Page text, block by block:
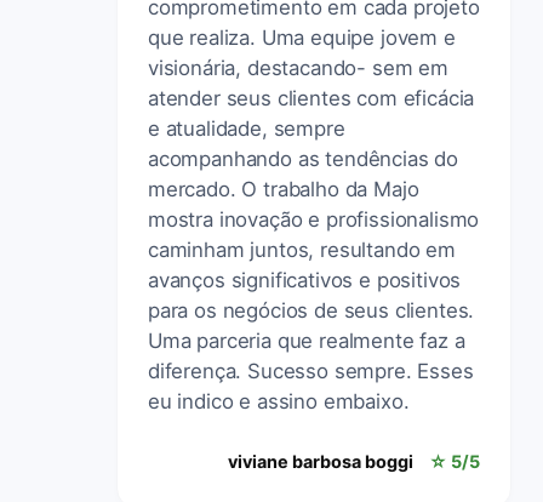
comprometimento em cada projeto
que realiza. Uma equipe jovem e
visionária, destacando- sem em
atender seus clientes com eficácia
e atualidade, sempre
acompanhando as tendências do
mercado. O trabalho da Majo
mostra inovação e profissionalismo
caminham juntos, resultando em
avanços significativos e positivos
para os negócios de seus clientes.
Uma parceria que realmente faz a
diferença. Sucesso sempre. Esses
eu indico e assino embaixo.
viviane barbosa boggi ☆ 5/5